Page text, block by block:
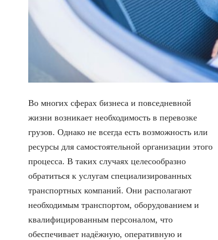
Во многих сферах бизнеса и повседневной
жизни возникает необходимость в перевозке
грузов. Однако не всегда есть возможность или
ресурсы для самостоятельной организации этого
процесса. В таких случаях целесообразно
обратиться к услугам специализированных
транспортных компаний. Они располагают
необходимым транспортом, оборудованием и
квалифицированным персоналом, что
обеспечивает надёжную, оперативную и